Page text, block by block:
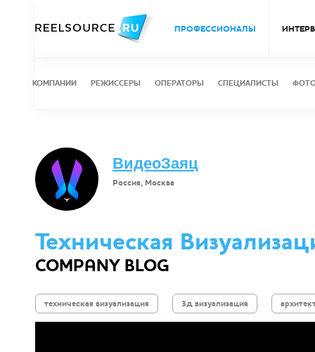
ПРОФЕССИОНАЛЫ
КОМПАНИИ РЕЖИССЕРЫ ОПЕРАТОРЫ СПЕЦИАЛИСТЫ
ВидеоЗаяц
Россия, Москва
Техническая
COMPANY BLOG
техническая визуализация 3д визуализация